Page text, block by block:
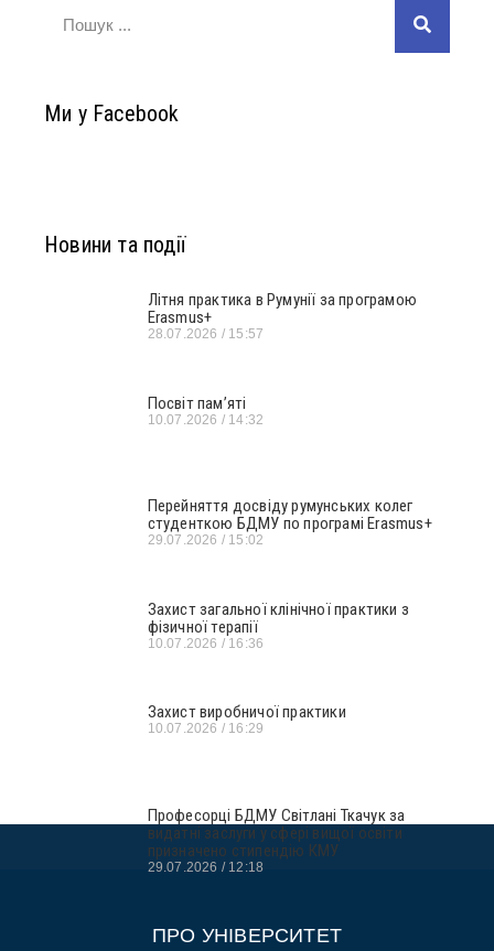
Ми у Facebook
Новини та події
Літня практика в Румунії за програмою
Erasmus+
28.07.2026 15:57
Посвіт пам’яті
10.07.2026 14:32
Перейняття досвіду румунських колег
студенткою БДМУ по програмі Erasmus+
29.07.2026 15:02
Захист загальної клінічної практики з
фізичної терапії
10.07.2026 16:36
Захист виробничої практики
10.07.2026 16:29
Професорці БДМУ Світлані Ткачук за
видатні заслуги у сфері вищої освіти
призначено стипендію КМУ
29.07.2026 12:18
ПРО УНІВЕРСИТЕТ